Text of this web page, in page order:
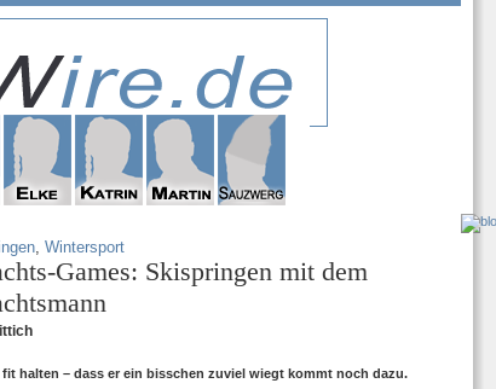
, Wintersport
Games: Skispringen mit dem
halten – dass er ein bisschen zuviel wiegt kommt noch dazu.